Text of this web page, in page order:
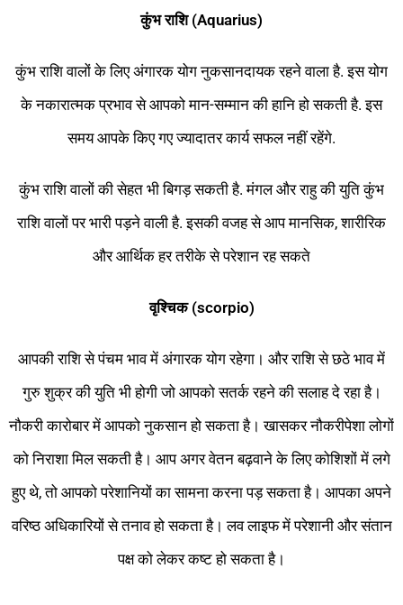
कुंभ राशि (Aquarius)
कुंभ राशि वालों के लिए अंगारक योग नुकसानदायक रहने वाला है. इस योग
के नकारात्मक प्रभाव से आपको मान-सम्मान की हानि हो सकती है. इस
समय आपके किए गए ज्यादातर कार्य सफल नहीं रहेंगे.
कुंभ राशि वालों की सेहत भी बिगड़ सकती है. मंगल और राहु की युति कुंभ
राशि वालों पर भारी पड़ने वाली है. इसकी वजह से आप मानसिक, शारीरिक
और आर्थिक हर तरीके से परेशान रह सकते
वृश्चिक (scorpio)
आपकी राशि से पंचम भाव में अंगारक योग रहेगा। और राशि से छठे भाव में
गुरु शुक्र की युति भी होगी जो आपको सतर्क रहने की सलाह दे रहा है।
नौकरी कारोबार में आपको नुकसान हो सकता है। खासकर नौकरीपेशा लोगों
को निराशा मिल सकती है। आप अगर वेतन बढ़वाने के लिए कोशिशों में लगे
हुए थे, तो आपको परेशानियों का सामना करना पड़ सकता है। आपका अपने
वरिष्ठ अधिकारियों से तनाव हो सकता है। लव लाइफ में परेशानी और संतान
पक्ष को लेकर कष्ट हो सकता है।